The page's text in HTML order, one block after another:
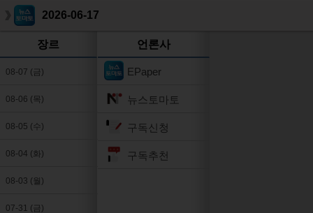
2026-06-17
장르
08-07 (금)
08-06 (목)
08-05 (수)
08-04 (화)
08-03 (월)
07-31 (금)
언론사
EPaper
뉴스토마토
구독신청
구독추천